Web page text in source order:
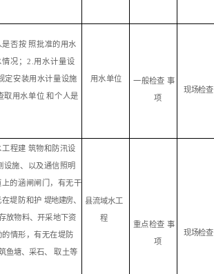
是否按 照批准的用水
情况；2.用水计量设
定安装用水计量设施
取用水单位 和个人是
用水单位 一般检查 事
项
现场检查
工程建 筑物和防汛设
设施、以及通信照明
的涵闸闸门，有无干
在堤防和护 堤地建房、
放物料、开采地下资
情形，有无在堤防
鱼塘、采石、 取土等
县流域水工
程
重点检查 事
项
现场检查